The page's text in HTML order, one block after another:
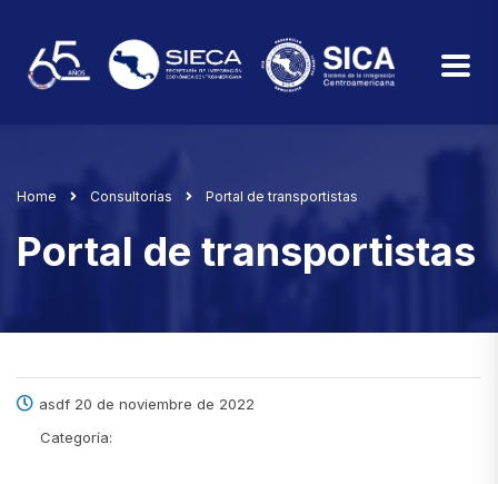
Home Consultorías Portal de transportistas
Portal de transportistas
asdf 20 de noviembre de 2022
Categoría: